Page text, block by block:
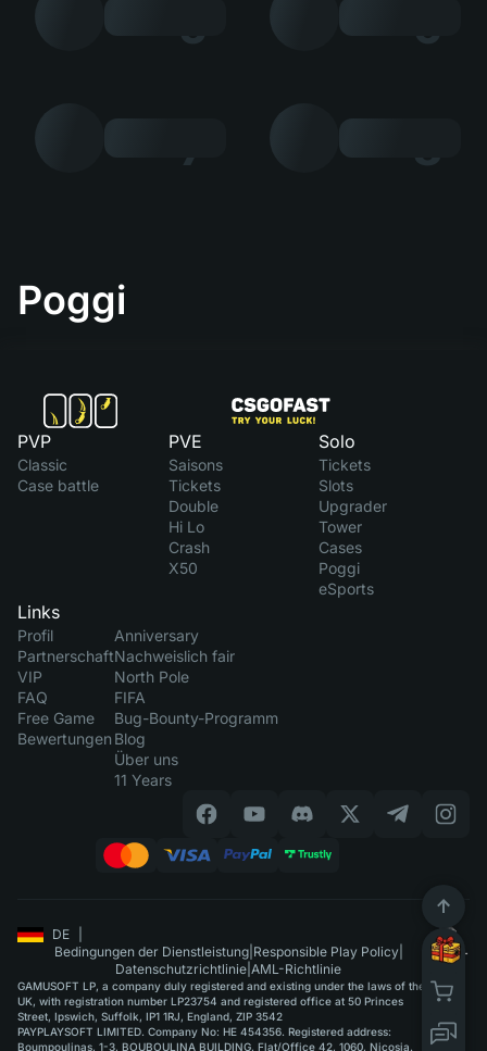
5 6
7 8
Poggi
PVP
Classic
Case battle
PVE
Saisons
Tickets
Double
Hi Lo
Crash
X50
Solo
Tickets
Slots
Upgrader
Tower
Cases
Poggi
eSports
Links
Profil
Partnerschaft
VIP
FAQ
Free Game
Bewertungen
Anniversary
Nachweislich fair
North Pole
FIFA
Bug-Bounty-Programm
Blog
Über uns
11 Years
DE
Bedingungen der Dienstleistung| Responsible Play Policy|
Datenschutzrichtlinie AML-Richtlinie
GAMUSOFT LP, a company duly registered and existing under the laws of the
UK, with registration number LP23754 and registered office at 50 Princes
Street, Ipswich, Suffolk, IP1 1RJ, England, ZIP 3542
PAYPLAYSOFT LIMITED. Company No: HE 454356. Registered address:
Boumpoulinas, 1-3, BOUBOULINA BUILDING, Flat/Office 42, 1060, Nicosia.